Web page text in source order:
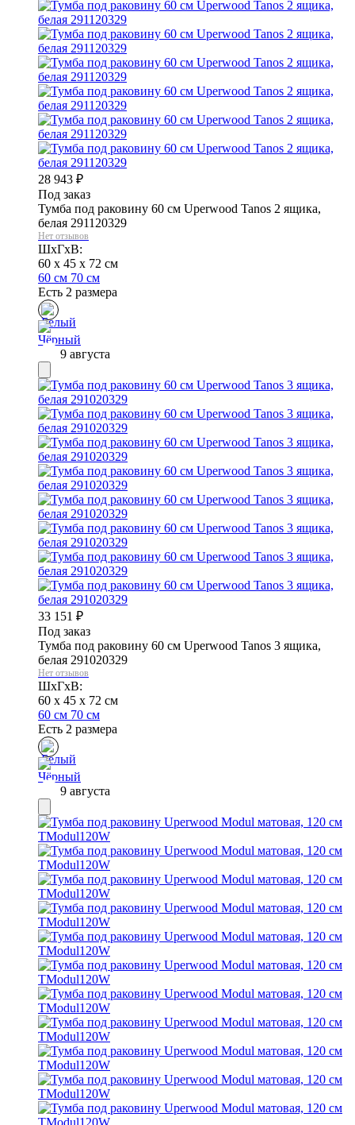
28 943 ₽
Под заказ
Тумба под раковину 60 см Uperwood Tanos 2 ящика,
белая 291120329
Нет отзывов
ШхГхВ:
60 x 45 x 72 см
60 см 70 см
Есть 2 размера
9 августа
33 151 ₽
Под заказ
Тумба под раковину 60 см Uperwood Tanos 3 ящика,
белая 291020329
Нет отзывов
ШхГхВ:
60 x 45 x 72 см
60 см 70 см
Есть 2 размера
9 августа